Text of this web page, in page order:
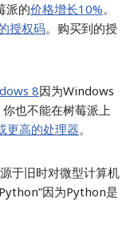
派的价格增长10%。
授权码。购买到的授
8因为Windows
也不能在树莓派上
更高的处理器。
于旧时对微型计算机
因为Python是